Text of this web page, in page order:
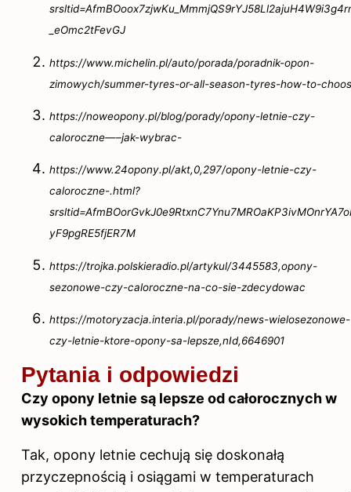
_eOmc2tFevGJ
https://www.michelin.pl/auto/porada/poradnik-opon-
zimowych/summer-tyres-or-all-season-tyres-how-to-
https://noweopony.pl/blog/porady/opony-letnie-czy-
caloroczne—–jak-wybrac-
https://www.24opony.pl/akt,0,297/opony-letnie-czy-
caloroczne-.html?
yF9pgRE5fjER7M
https://trojka.polskieradio.pl/artykul/3445583,opony-
sezonowe-czy-caloroczne-na-co-sie-zdecydowac
https://motoryzacja.interia.pl/porady/news-wielosezonowe-
czy-letnie-ktore-opony-sa-lepsze,nId,6646901
Pytania i odpowiedzi
Czy opony letnie są lepsze od całorocznych w
wysokich temperaturach?
Tak, opony letnie cechują się doskonałą
przyczepnością i osiągami w temperaturach